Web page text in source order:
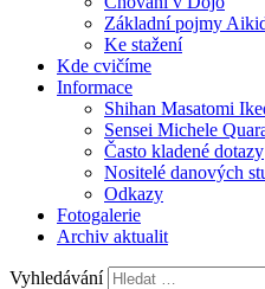
Základní pojmy
Ke stažení
Kde cvičíme
Informace
Shihan Masatomi
Sensei Michele
Často kladené dotazy
Nositelé danových
Odkazy
Fotogalerie
Archiv aktualit
Vyhledávání